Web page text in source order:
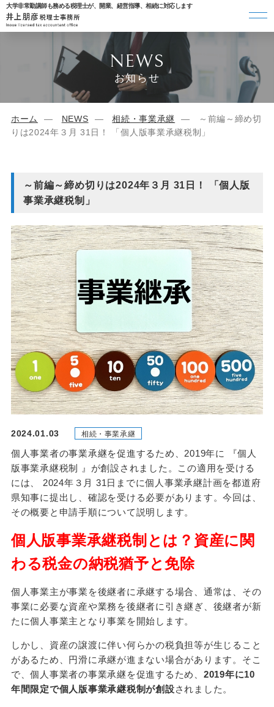
大学非常勤講師も務める税理士が、開業、経営指導、相続に対応します
NEWS
お知らせ
ホーム NEWS 相続・事業承継
～前編～締め切
りは2024年３月 31日！ 「個人版事業承継税制」
～前編～締め切りは2024年３月 31日！ 「個人版
事業承継税制」
2024.01.03 相続・事業承継
個人事業者の事業承継を促進するため、2019年に 『個人
版事業承継税制 』が創設されました。この適用を受ける
には、 2024年３月 31日までに個人事業承継計画を都道府
県知事に提出し、確認を受ける必要があります。今回は、
その概要と申請手順について説明します。
個人版事業承継税制とは？資産に関
わる税金の納税猶予と免除
個人事業主が事業を後継者に承継する場合、通常は、その
事業に必要な資産や業務を後継者に引き継ぎ、後継者が新
たに個人事業主となり事業を開始します。
しかし、資産の譲渡に伴い何らかの税負担等が生じること
があるため、円滑に承継が進まない場合があります。そこ
で、個人事業者の事業承継を促進するため、 2019年に10
年間限定で個人版事業承継税制が創設されました。